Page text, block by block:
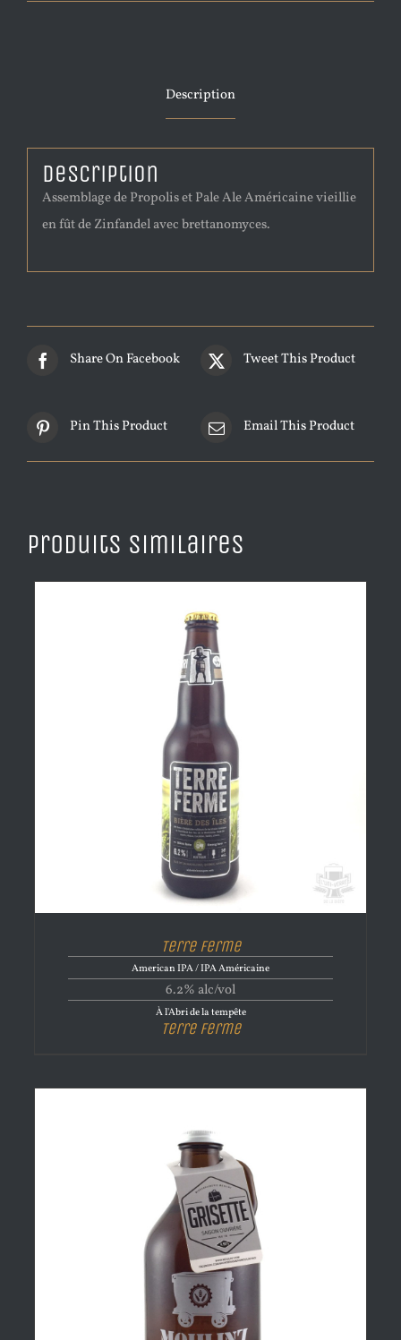
Description
Description
Assemblage de Propolis et Pale Ale Américaine vieillie
en fût de Zinfandel avec brettanomyces.
Share On Facebook Tweet This Product
Pin This Product Email This Product
Produits similaires
Terre Ferme
American IPA / IPA Américaine
6.2% alc/vol
À l'Abri de la tempête
Terre Ferme